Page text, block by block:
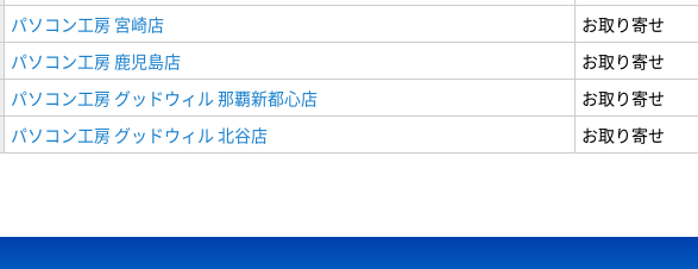
パソコン工房 宮崎店
お取り寄せ
パソコン工房 鹿児島店
お取り寄せ
パソコン工房 グッドウィル 那覇新都心店
お取り寄せ
パソコン工房 グッドウィル 北谷店 お取り寄せ